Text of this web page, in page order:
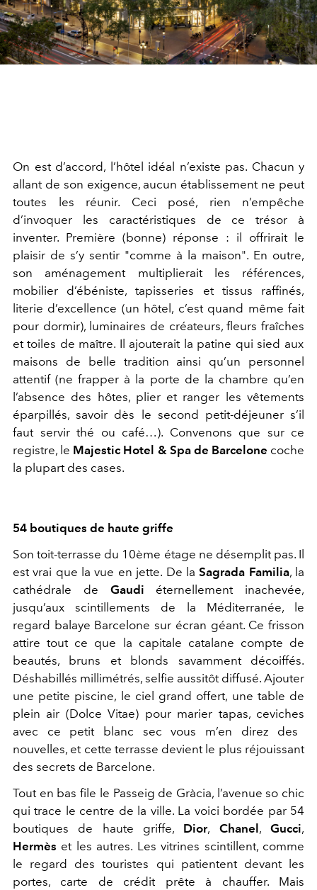
On est d’accord, l’hôtel idéal n’existe pas. Chacun y
allantde son exigence, aucun établissement ne peut
toutes les réunir. Ceci posé, rien n’empêche
d’invoquer les caractéristiques de ce trésor à
inventer. Première (bonne) réponse : il offrirait le
plaisir de s’y sentir "comme à la maison". En outre,
son aménagement multiplierait les références,
mobilier d’ébéniste, tapisseries et tissus raffinés,
literie d’excellence (un hôtel, c’est quand même fait
pour dormir), luminaires de créateurs, fleurs fraîches
et toiles de maître. Il ajouterait la patine qui sied aux
maisons de belle tradition ainsi qu’un personnel
attentif(ne frapper à la porte de la chambre qu’en
l’absence des hôtes, plier et ranger les vêtements
éparpillés, savoir dès le second petit-déjeuner s’il
faut servir thé ou café…). Convenons que sur ce
registre, le Majestic Hotel & Spade Barcelone coche
la plupart des cases.
54 boutiques de haute griffe
Son toit-terrasse du 10ème étage ne désemplit pas. Il
est vrai que la vue en jette. De laSagrada Familia, la
cathédrale de Gaudi éternellement inachevée,
jusqu’aux scintillements de la Méditerranée, le
regard balaye Barcelone sur écran géant. Ce frisson
attire tout ce que la capitale catalane compte de
beautés, bruns et blonds savamment décoiffés.
Déshabillés millimétrés, selfie aussitôt diffusé. Ajouter
une petite piscine, le ciel grand offert, une table de
plein air (Dolce Vitae) pourmarier tapas,ceviches
avec ce petit blanc sec vous m’en direz des
nouvelles, et cette terrasse devient le plus réjouissant
des secrets de Barcelone.
Tout en bas file le Passeig de Gràcia, l’avenueso chic
qui trace le centre de la ville. La voici bordée par54
boutiques de haute griffe, Dior, Chanel,Gucci,
Hermès et les autres. Les vitrines scintillent, comme
le regard destouristes qui patientent devant les
portes, carte de crédit prête à chauffer. Mais